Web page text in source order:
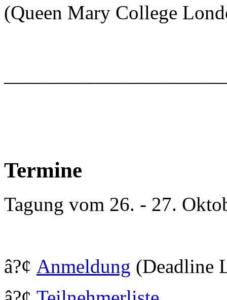
(Queen Mary College
Termine
Tagung vom 26. - 27.
â?¢ Anmeldung (Deadline